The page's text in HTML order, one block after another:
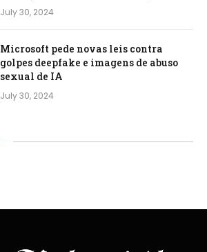
July 30, 2024
Microsoft pede novas leis contra
golpes deepfake e imagens de abuso
sexual de IA
July 30, 2024